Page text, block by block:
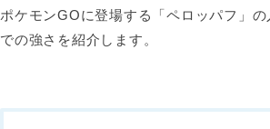
ポケモンGOに登場する
「ペロッパフ」
での強さ を紹介します。